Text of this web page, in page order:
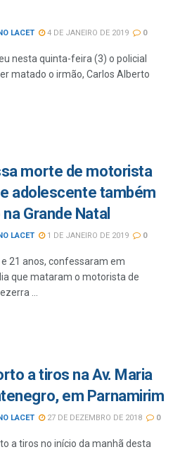
LACET 4 DE JANEIRO DE 2019 0
nesta quinta-feira (3) o policial
matado o irmão, Carlos Alberto
morte de motorista
adolescente também
Grande Natal
LACET 1 DE JANEIRO DE 2019 0
e 21 anos, confessaram em
que mataram o motorista de
...
a tiros na Av. Maria
em Parnamirim
LACET 27 DE DEZEMBRO DE 2018 0
a tiros no início da manhã desta